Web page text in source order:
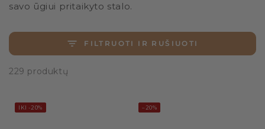
savo ūgiui pritaikyto stalo.
FILTRUOTI IR RUŠIUOTI
229 produktų
IKI -20% –20%